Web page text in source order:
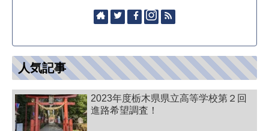
人気記事
2023年度栃木県県立高等学校第２回
進路希望調査！